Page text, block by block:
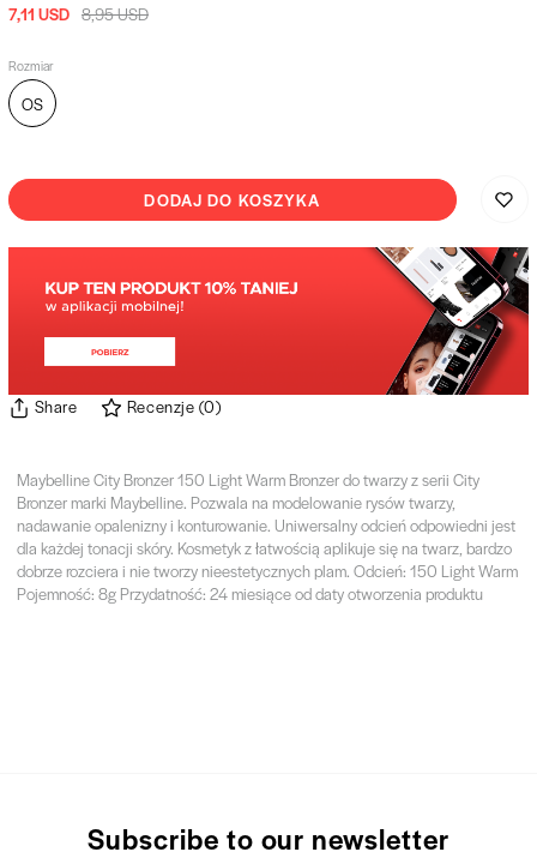
7,11 USD 8,95 USD
Rozmiar
OS
DODAJ DO KOSZYKA
Share Recenzje (0)
Maybelline City Bronzer 150 Light Warm Bronzer do twarzy z serii City
Bronzer marki Maybelline. Pozwala na modelowanie rysów twarzy,
nadawanie opalenizny i konturowanie. Uniwersalny odcień odpowiedni jest
dla każdej tonacji skóry. Kosmetyk z łatwością aplikuje się na twarz, bardzo
dobrze rozciera i nie tworzy nieestetycznych plam. Odcień: 150 Light Warm
Pojemność: 8g Przydatność: 24 miesiące od daty otworzenia produktu
Subscribe to our newsletter